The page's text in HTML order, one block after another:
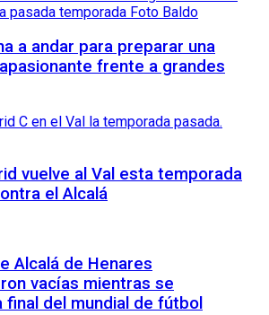
a andar para preparar una
frente a grandes
vuelve al Val esta temporada
el Alcalá
Alcalá de Henares
vacías mientras se
final del mundial de fútbol